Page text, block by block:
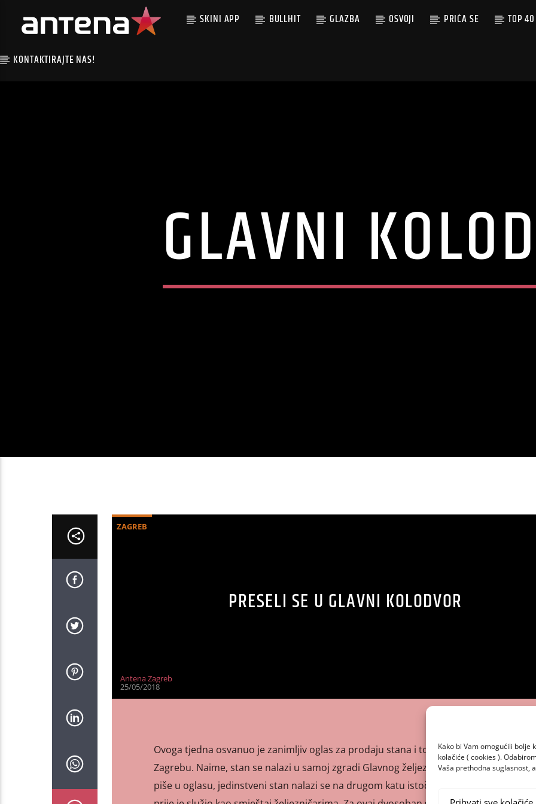
Kako bi Vam omogućili bolje
kolačiće ( cookies ).
Vaša prethodna suglasnost,
SKINI APP BULLHIT GLAZBA OSVOJI PRIČA SE TOP 40
KONTAKTIRAJTE NAS!
GLAVNI
ZAGREB
PRESELI SE U GLAVNI KOLODVOR
Antena Zagreb
25/05/2018
Ovoga tjedna osvanuo je zanimljiv oglas za prodaju stana i to na neobičnoj lokaciji u
Zagrebu. Naime, stan se nalazi u samoj zgradi Glavnog željezničkog kolodvora! Kako
piše u oglasu, jedinstveni stan nalazi se na drugom katu istočnog krila zgrade, a